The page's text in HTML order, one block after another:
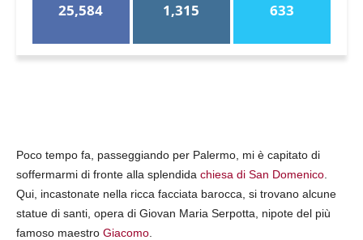
25,584 1,315 633
Poco tempo fa, passeggiando per Palermo, mi è capitato di
soffermarmi di fronte alla splendida chiesa di San Domenico
Qui, incastonate nella ricca facciata barocca, si trovano alcune
statue di santi, opera di Giovan Maria Serpotta, nipote del più
famoso maestro Giacomo